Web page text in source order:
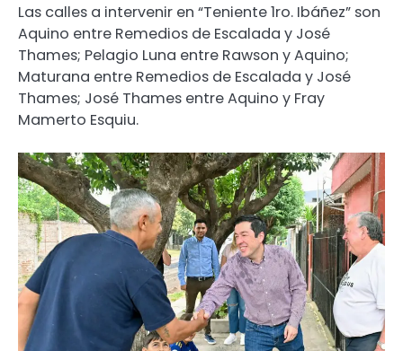
Las calles a intervenir en “Teniente 1ro. Ibáñez” son
Aquino entre Remedios de Escalada y José
Thames; Pelagio Luna entre Rawson y Aquino;
Maturana entre Remedios de Escalada y José
Thames; José Thames entre Aquino y Fray
Mamerto Esquiu.